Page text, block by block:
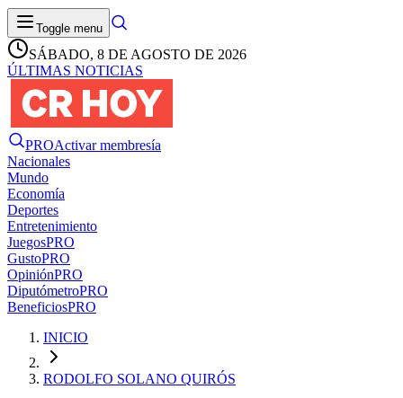
Toggle menu
SÁBADO, 8 DE AGOSTO DE 2026
ÚLTIMAS NOTICIAS
PROActivar membresía
Nacionales
Mundo
Economía
Deportes
Entretenimiento
JuegosPRO
GustoPRO
OpiniónPRO
DiputómetroPRO
BeneficiosPRO
INICIO
RODOLFO SOLANO QUIRÓS